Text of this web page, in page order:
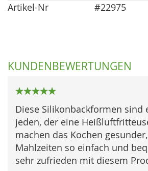
Artikel-Nr
#22975
KUNDENBEWERTUNGEN
100%
Diese Silikonbackformen sind
jeden, der eine
machen das Kochen
Mahlzeiten so einfach und
sehr zufrieden mit diesem